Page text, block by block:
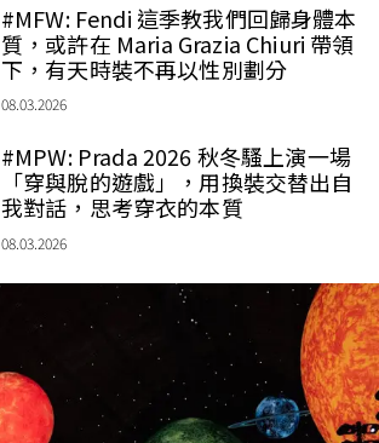
#MFW: Fendi 這季教我們回歸身體本
質，或許在 Maria Grazia Chiuri 帶領
下，有天時裝不再以性別劃分
08.03.2026
#MPW: Prada 2026 秋冬騷上演一場
「穿與脫的遊戲」，用換裝交替出自
我對話，思考穿衣的本質
08.03.2026